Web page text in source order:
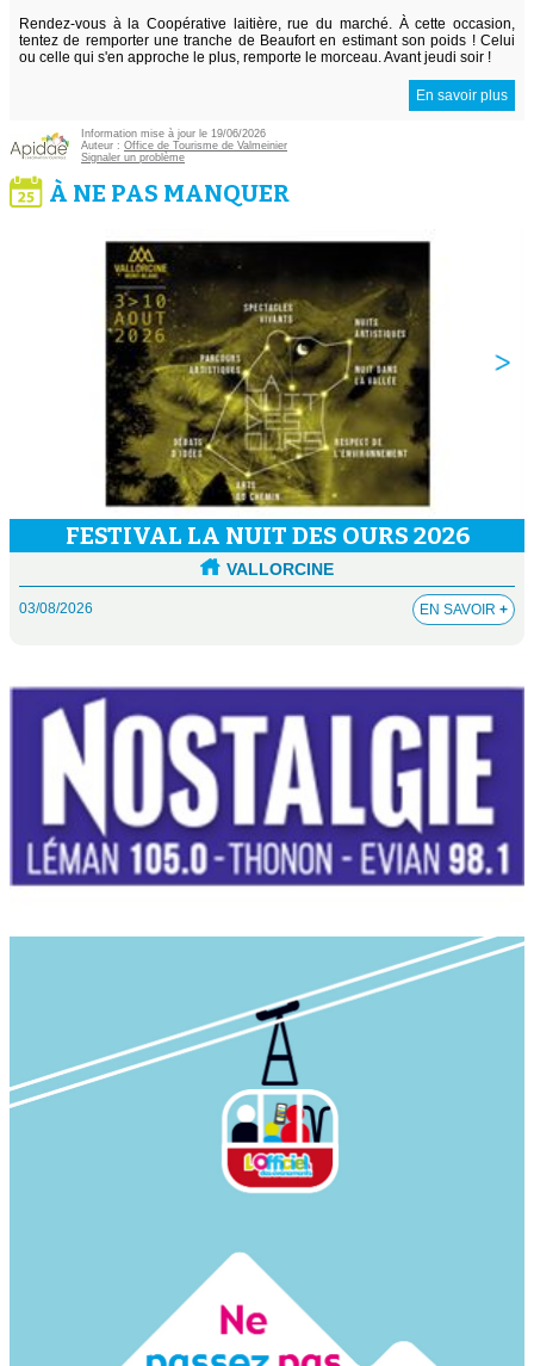
Rendez-vous à la Coopérative laitière, rue du marché. À cette occasion,
tentez de remporter une tranche de Beaufort en estimant son poids ! Celui
ou celle qui s'en approche le plus, remporte le morceau. Avant jeudi soir !
En savoir plus
Information mise à jour le 19/06/2026
Auteur : Office de Tourisme de Valmeinier
Signaler un problème
À NE PAS MANQUER
FESTIVAL LA NUIT DES OURS 2026
VALLORCINE
03/08/2026 EN SAVOIR +